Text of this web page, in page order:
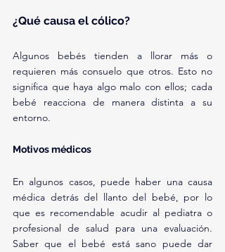
¿Qué causa el cólico?
Algunos bebés tienden a llorar más o
requieren más consuelo que otros. Esto no
significa que haya algo malo con ellos; cada
bebé reacciona de manera distinta a su
entorno.
Motivos médicos
En algunos casos, puede haber una causa
médica detrás del llanto del bebé, por lo
que es recomendable acudir al pediatra o
profesional de salud para una evaluación.
Saber que el bebé está sano puede dar